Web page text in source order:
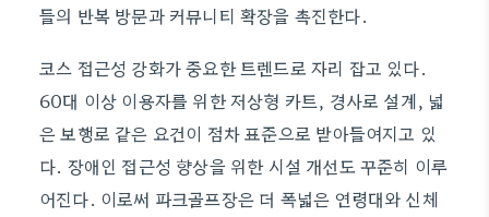
들의 반복 방문과 커뮤니티 확장을 촉진한다.
코스 접근성 강화가 중요한 트렌드로 자리 잡고 있다.
60대 이상 이용자를 위한 저상형 카트, 경사로 설계, 넓
은 보행로 같은 요건이 점차 표준으로 받아들여지고 있
다. 장애인 접근성 향상을 위한 시설 개선도 꾸준히 이루
어진다. 이로써 파크골프장은 더 폭넓은 연령대와 신체